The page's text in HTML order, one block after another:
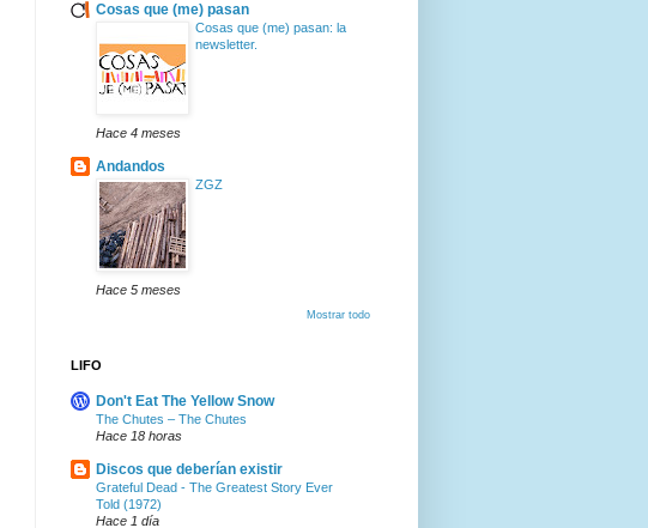
Cosas que (me) pasan
Cosas que (me) pasan: la
newsletter.
Hace 4 meses
Andandos
ZGZ
Hace 5 meses
Mostrar todo
LIFO
Don't Eat The Yellow Snow
The Chutes – The Chutes
Hace 18 horas
Discos que deberían existir
Grateful Dead - The Greatest Story Ever
Told (1972)
Hace 1 día